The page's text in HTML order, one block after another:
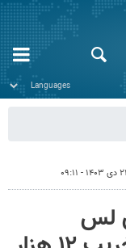
- ۰۹:۱۱
لس